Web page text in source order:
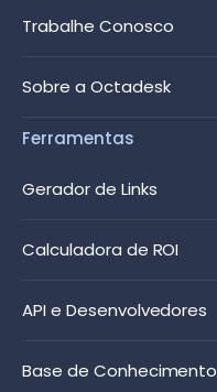
Trabalhe Conosco
Sobre a Octadesk
Ferramentas
Gerador de Links
Calculadora de ROI
API e Desenvolvedores
Base de Conhecimento